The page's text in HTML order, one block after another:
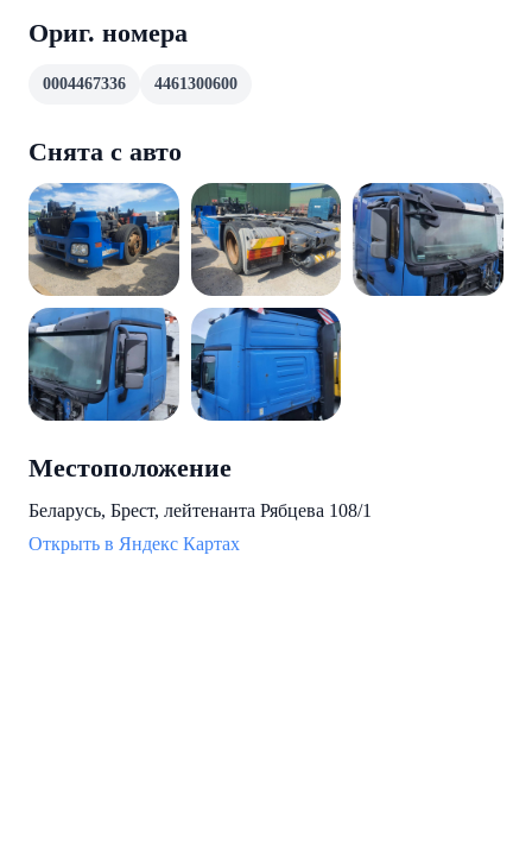
Ориг. номера
0004467336 4461300600
Снята с авто
Местоположение
Беларусь, Брест, лейтенанта Рябцева 108/1
Открыть в Яндекс Картах